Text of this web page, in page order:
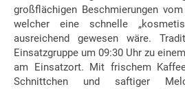
großflächigen Beschmierungen
welcher eine schnelle
ausreichend gewesen wäre.
Einsatzgruppe um 09:30 Uhr zu
am Einsatzort. Mit frischem
Schnittchen und saftiger